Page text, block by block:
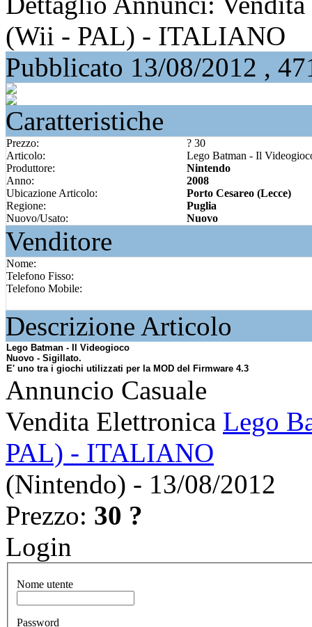
(Wii - PAL) - ITALIANO
Pubblicato 13/08/2012 ,
Caratteristiche
Prezzo:
? 30
Articolo:
Lego Batman - Il
Produttore:
Nintendo
Anno:
2008
Ubicazione Articolo:
Porto Cesareo (Lecce)
Regione:
Puglia
Nuovo/Usato:
Nuovo
Venditore
Nome:
Telefono Fisso:
Telefono Mobile:
Descrizione Articolo
Lego Batman - Il Videogioco
Nuovo - Sigillato.
E' uno tra i giochi utilizzati per la MOD del Firmware 4.3
Annuncio Casuale
Vendita Elettronica Lego
PAL) - ITALIANO
(Nintendo) - 13/08/2012
Prezzo: 30 ?
Login
Nome utente
Password